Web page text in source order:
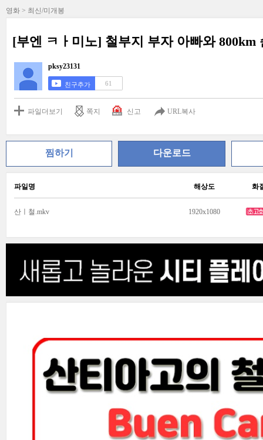
영화 > 최신/미개봉
[부엔 ㅋㅏ미노] 철부지 부자 아빠와 800km
pksy23131
친구추가 61
파일더보기 쪽지 신고 URL복사
찜하기 다운로드
파일명 해상도 화
산ㅣ철.mkv 1920x1080